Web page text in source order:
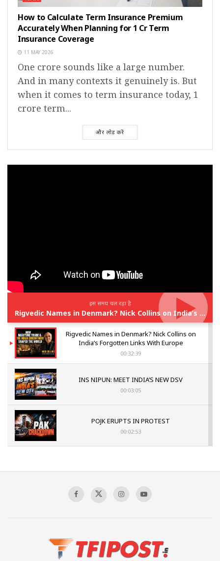
How to Calculate Term Insurance Premium
Accurately When Planning for 1 Cr Term
Insurance Coverage
11 MAY 2026
One crore sounds like a large number.
And in many contexts it genuinely is. But
when it comes to term insurance today, 1
crore term...
और लोड करें
इस समय चल रहा है
Rigvedic Names in Denmark? Nick Collins on India’s Forgotten Links With Europe
Rigvedic Names in Denmark? Nick Collins on
India’s Forgotten Links With Europe
00:32:39
INS NIPUN: MEET INDIA’S NEW DSV
00:03:05
POJK ERUPTS IN PROTEST
00:02:53
Sagar